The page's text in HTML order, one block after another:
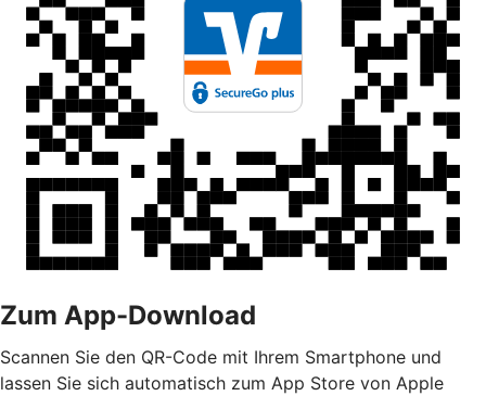
Zum App-Download
Scannen Sie den QR-Code mit Ihrem Smartphone und
lassen Sie sich automatisch zum App Store von Apple